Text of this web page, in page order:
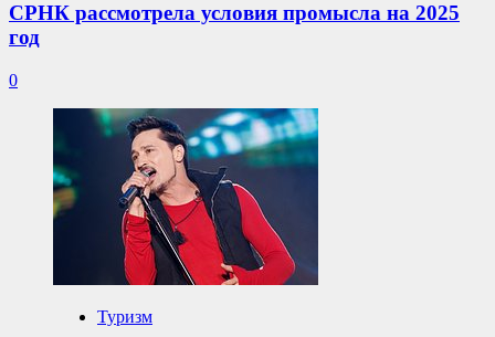
СРНК рассмотрела условия промысла на 2025
год
0
Туризм